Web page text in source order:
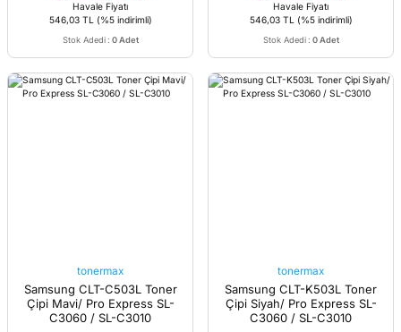
Havale Fiyatı
546,03 TL
(%5 indirimli)
Stok Adedi : 0 Adet
Havale Fiyatı
546,03 TL
(%5 indirimli)
Stok Adedi : 0 Adet
tonermax
Samsung CLT-C503L Toner
Çipi Mavi/ Pro Express SL-
C3060 / SL-C3010
tonermax
Samsung CLT-K503L Toner
Çipi Siyah/ Pro Express SL-
C3060 / SL-C3010